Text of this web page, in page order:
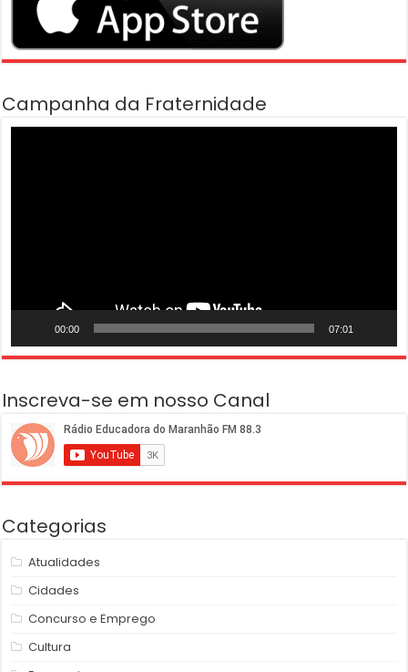
Campanha da Fraternidade
00:00 07:01
Inscreva-se em nosso Canal
Categorias
Atualidades
Cidades
Concurso e Emprego
Cultura